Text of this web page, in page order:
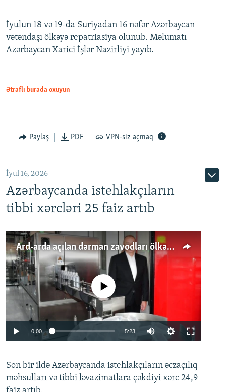
İyulun 18 və 19-da Suriyadan 16 nəfər Azərbaycan
vətəndaşı ölkəyə repatriasiya olunub. Məlumatı
Azərbaycan Xarici İşlər Nazirliyi yayıb.
Ətraflı burada oxuyun
Paylaş PDF VPN-siz açmaq
İyul 16, 2026
Azərbaycanda istehlakçıların
tibbi xərcləri 25 faiz artıb
Ard-arda açılan dərman zavodları ölkənin tələbatını ödəyirmi?
Auto 240p 360p 480p
No media source currently available
0:00 5:23
360p
480p
Son bir ildə Azərbaycanda istehlakçıların əczaçılıq
məhsulları və tibbi ləvazimatlara çəkdiyi xərc 24,9